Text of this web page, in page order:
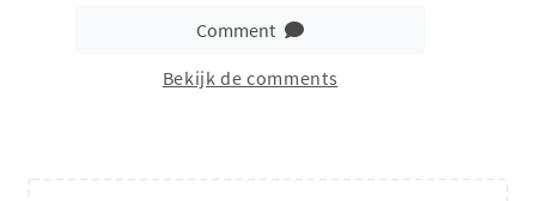
Comment
Bekijk de comments